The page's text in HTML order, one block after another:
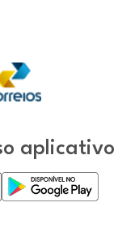
aplicativo